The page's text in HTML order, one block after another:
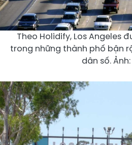
Theo Holidify, Los Angeles
trong những thành phố bận
dân số. Ảnh: